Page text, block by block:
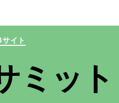
カ
ゴ
リ
イト
ミット